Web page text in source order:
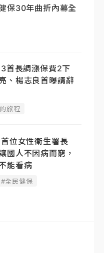
保30年曲折內幕全
首長調漲保費2下
、楊志良首曝請辭
旅程
位女性衛生署長
國人不因病而窮，
能看病
#全民健保